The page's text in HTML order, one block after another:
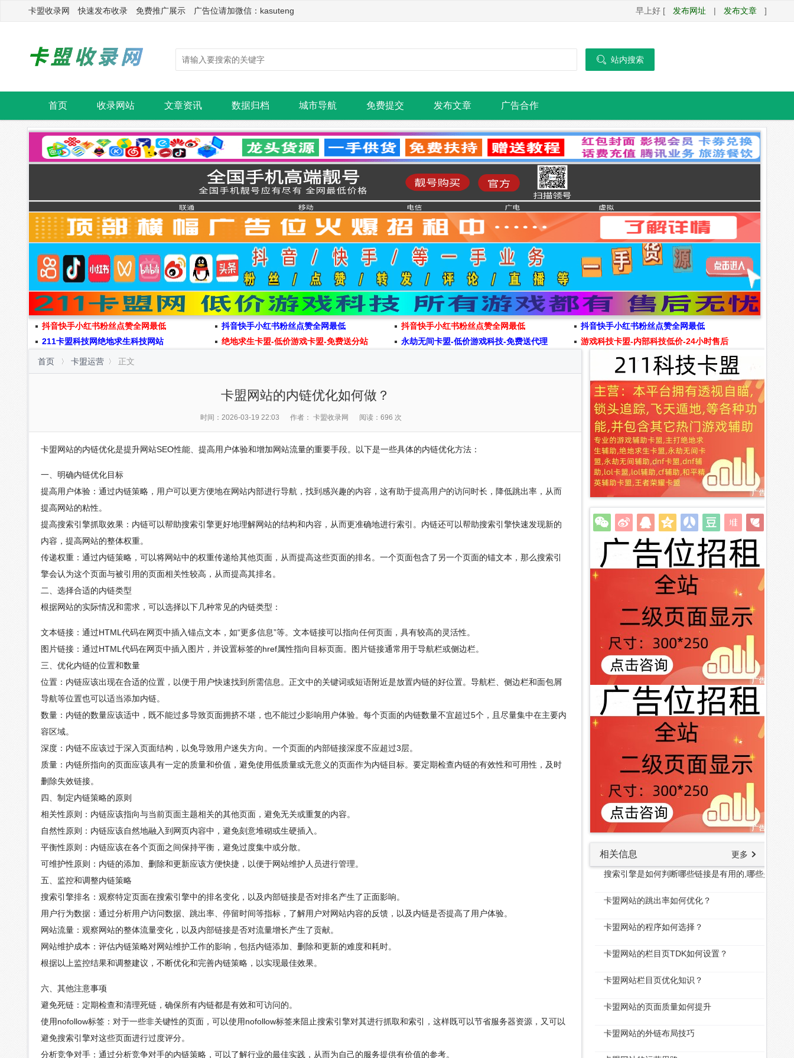
卡盟收录网 快速发布收录 免费推广展示 广告位请加微信：kasuteng 早上好 [ 发布网址 | 发布文章 ]
 站内搜索
首页 收录网站 文章资讯 数据归档 城市导航 免费提交 发布文章 广告合作
抖音快手小红书粉丝点赞全网最低 抖音快手小红书粉丝点赞全网最低 抖音快手小红书粉丝点赞全网最低
抖音快手小红书粉丝点赞全网最低
211卡盟科技网绝地求生科技网站
绝地求生卡盟-低价游戏卡盟-免费送分站 永劫无间卡盟-低价游戏科技-免费送代理 游戏科技卡盟-内部科技低价-24小时售后
首页 卡盟运营 正文
卡盟网站的内链优化如何做？
时间：2026-03-19 22:03 作者： 卡盟收录网 阅读：696 次
卡盟网站的内链优化是提升网站SEO性能、提高用户体验和增加网站流量的重要手段。以下是一些具体的内链优化方法：
一、明确内链优化目标
提高用户体验：通过内链策略，用户可以更方便地在网站内部进行导航，找到感兴趣的内容，这有助于提高用户的访问时长，降低跳出率，从而
提高网站的粘性。
提高搜索引擎抓取效果：内链可以帮助搜索引擎更好地理解网站的结构和内容，从而更准确地进行索引。内链还可以帮助搜索引擎快速发现新的
内容，提高网站的整体权重。
传递权重：通过内链策略，可以将网站中的权重传递给其他页面，从而提高这些页面的排名。一个页面包含了另一个页面的锚文本，那么搜索引
擎会认为这个页面与被引用的页面相关性较高，从而提高其排名。
二、选择合适的内链类型
根据网站的实际情况和需求，可以选择以下几种常见的内链类型：
文本链接：通过HTML代码在网页中插入锚点文本，如“更多信息”等。文本链接可以指向任何页面，具有较高的灵活性。
图片链接：通过HTML代码在网页中插入图片，并设置标签的href属性指向目标页面。图片链接通常用于导航栏或侧边栏。
三、优化内链的位置和数量
位置：内链应该出现在合适的位置，以便于用户快速找到所需信息。正文中的关键词或短语附近是放置内链的好位置。导航栏、侧边栏和面包屑
导航等位置也可以适当添加内链。
数量：内链的数量应该适中，既不能过多导致页面拥挤不堪，也不能过少影响用户体验。每个页面的内链数量不宜超过5个，且尽量集中在主要内
容区域。
深度：内链不应该过于深入页面结构，以免导致用户迷失方向。一个页面的内部链接深度不应超过3层。
质量：内链所指向的页面应该具有一定的质量和价值，避免使用低质量或无意义的页面作为内链目标。要定期检查内链的有效性和可用性，及时
删除失效链接。
四、制定内链策略的原则
相关性原则：内链应该指向与当前页面主题相关的其他页面，避免无关或重复的内容。
自然性原则：内链应该自然地融入到网页内容中，避免刻意堆砌或生硬插入。
平衡性原则：内链应该在各个页面之间保持平衡，避免过度集中或分散。
可维护性原则：内链的添加、删除和更新应该方便快捷，以便于网站维护人员进行管理。
五、监控和调整内链策略
搜索引擎排名：观察特定页面在搜索引擎中的排名变化，以及内部链接是否对排名产生了正面影响。
用户行为数据：通过分析用户访问数据、跳出率、停留时间等指标，了解用户对网站内容的反馈，以及内链是否提高了用户体验。
网站流量：观察网站的整体流量变化，以及内部链接是否对流量增长产生了贡献。
网站维护成本：评估内链策略对网站维护工作的影响，包括内链添加、删除和更新的难度和耗时。
根据以上监控结果和调整建议，不断优化和完善内链策略，以实现最佳效果。
六、其他注意事项
避免死链：定期检查和清理死链，确保所有内链都是有效和可访问的。
使用nofollow标签：对于一些非关键性的页面，可以使用nofollow标签来阻止搜索引擎对其进行抓取和索引，这样既可以节省服务器资源，又可以
避免搜索引擎对这些页面进行过度评分。
分析竞争对手：通过分析竞争对手的内链策略，可以了解行业的最佳实践，从而为自己的服务提供有价值的参考。
相关信息 更多
搜索引擎是如何判断哪些链接是有用的,哪些是无用
卡盟网站的跳出率如何优化？
卡盟网站的程序如何选择？
卡盟网站的栏目页TDK如何设置？
卡盟网站栏目页优化知识？
卡盟网站的页面质量如何提升
卡盟网站的外链布局技巧